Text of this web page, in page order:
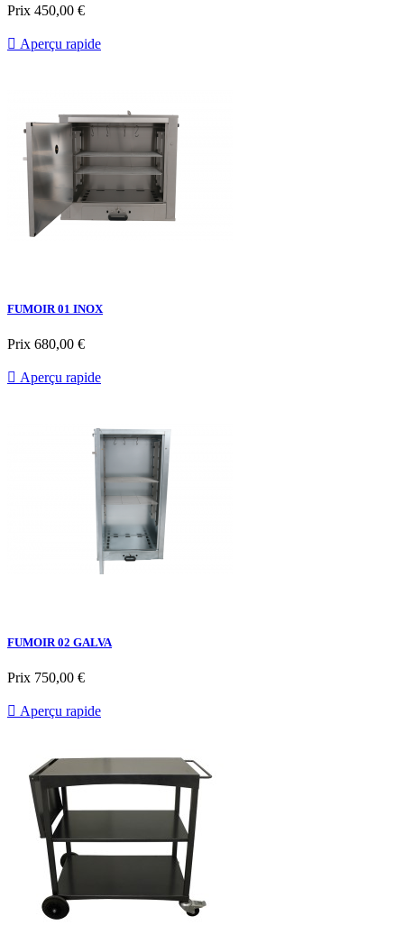
Prix 450,00 €
 Aperçu rapide
FUMOIR 01 INOX
Prix 680,00 €
 Aperçu rapide
FUMOIR 02 GALVA
Prix 750,00 €
 Aperçu rapide